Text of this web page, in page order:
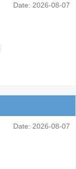
Date: 2026-08-07
Date: 2026-08-07